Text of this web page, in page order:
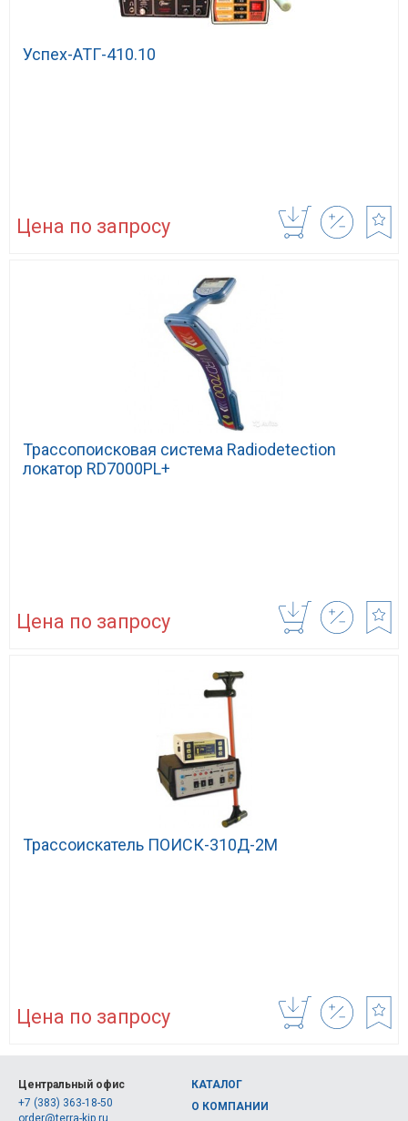
Успех-АТГ-410.10
Цена по запросу
Трассопоисковая система Radiodetection
локатор RD7000PL+
Цена по запросу
Трассоискатель ПОИСК-310Д-2М
Цена по запросу
Центральный офис
+7 (383) 363-18-50
order@terra-kip.ru
КАТАЛОГ
О КОМПАНИИ